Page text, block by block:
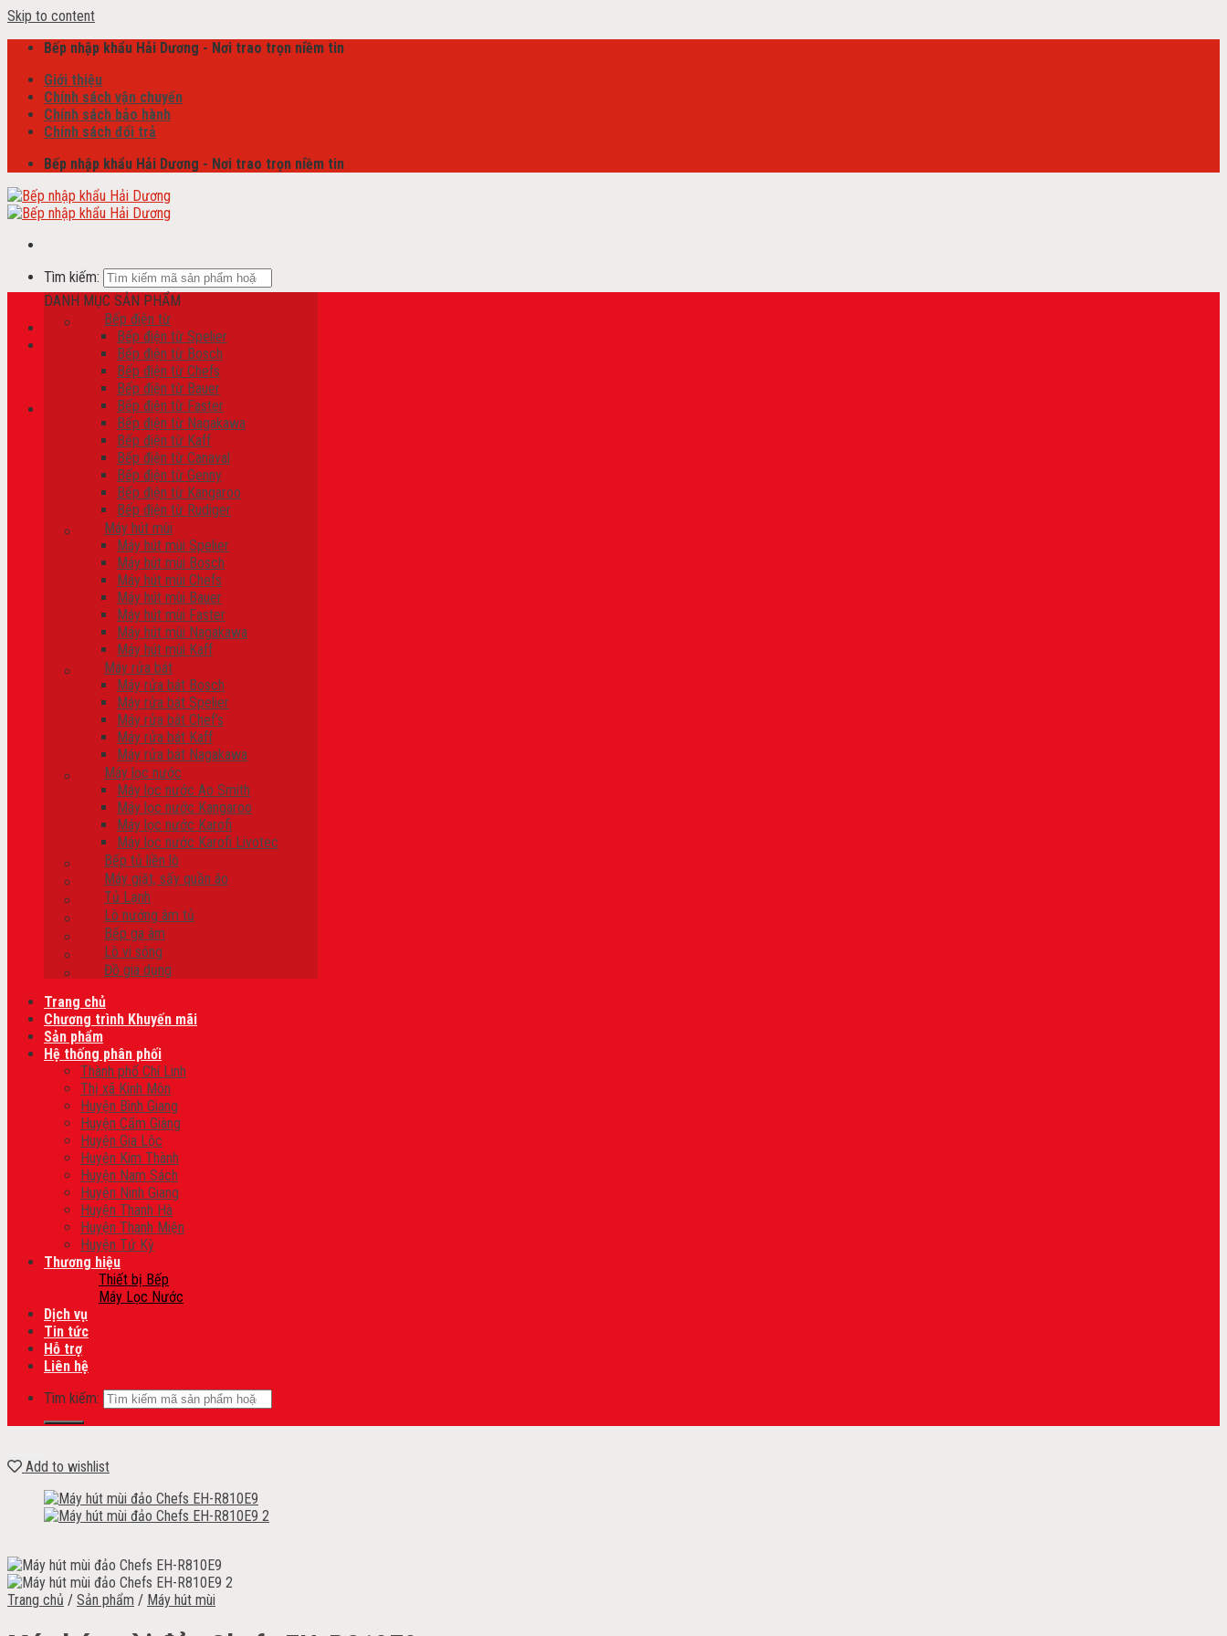
Skip to content
Bếp nhập khẩu Hải Dương - Nơi trao trọn niềm tin
Giới thiệu
Chính sách vận chuyển
Chính sách bảo hành
Chính sách đổi trả
Bếp nhập khẩu Hải Dương - Nơi trao trọn niềm tin
Tìm kiếm:
Giỏ hàng /0₫
Chưa có sản phẩm trong giỏ hàng.
Chưa có sản phẩm trong giỏ hàng.
DANH MỤC SẢN PHẨM
Bếp điện từ
Bếp điện từ Spelier
Bếp điện từ Bosch
Bếp điện từ Chefs
Bếp điện từ Bauer
Bếp điện từ Faster
Bếp điện từ Nagakawa
Bếp điện từ Kaff
Bếp điện từ Canaval
Bếp điện từ Genny
Bếp điện từ Kangaroo
Bếp điện từ Rudiger
Máy hút mùi
Máy hút mùi Spelier
Máy hút mùi Bosch
Máy hút mùi Chefs
Máy hút mùi Bauer
Máy hút mùi Faster
Máy hút mùi Nagakawa
Máy hút mùi Kaff
Máy rửa bát
Máy rửa bát Bosch
Máy rửa bát Spelier
Máy rửa bát Chef’s
Máy rửa bát Kaff
Máy rửa bát Nagakawa
Máy lọc nước
Máy lọc nước Ao Smith
Máy lọc nước Kangaroo
Máy lọc nước Karofi
Máy lọc nước Karofi Livotec
Bếp tủ liền lò
Máy giặt, sấy quần áo
Tủ Lạnh
Lò nướng âm tủ
Bếp ga âm
Lò vi sóng
Đồ gia dụng
Trang chủ
Chương trình Khuyến mãi
Sản phẩm
Hệ thống phân phối
Thành phố Chí Linh
Thị xã Kinh Môn
Huyện Bình Giang
Huyện Cẩm Giàng
Huyện Gia Lộc
Huyện Kim Thành
Huyện Nam Sách
Huyện Ninh Giang
Huyện Thanh Hà
Huyện Thanh Miện
Huyện Tứ Kỳ
Thương hiệu
Thiết bị Bếp
Máy Lọc Nước
Dịch vụ
Tin tức
Hỗ trợ
Liên hệ
Tìm kiếm:
Add to wishlist
Trang chủ / Sản phẩm / Máy hút mùi